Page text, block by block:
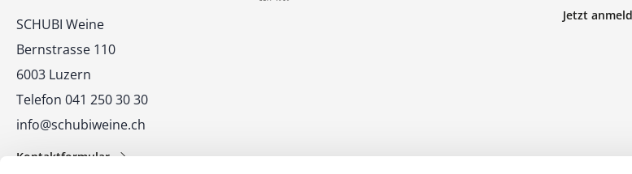
Kontakt
SCHUBI Weine
Bernstrasse 110
6003 Luzern
Telefon 041 250 30 30
info@schubiweine.ch
Kontaktformular
Jetzt